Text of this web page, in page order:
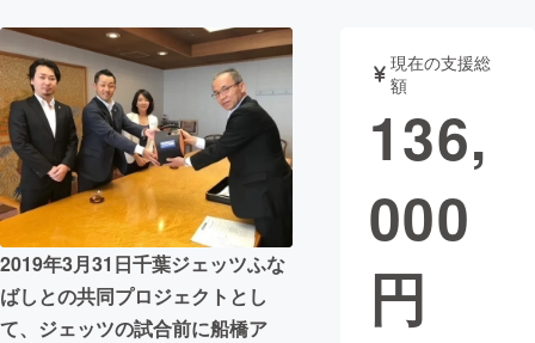
アート・写真 音楽
テクノロジー・ガジェット ゲーム・サ
映像・映画
ビジネス・起業
まちづくり・地域活性化
2019年3月31日千葉ジェッツふな
ばしとの共同プロジェクトとし
て、ジェッツの試合前に船橋ア
現在の支援総
額
136,
000
円